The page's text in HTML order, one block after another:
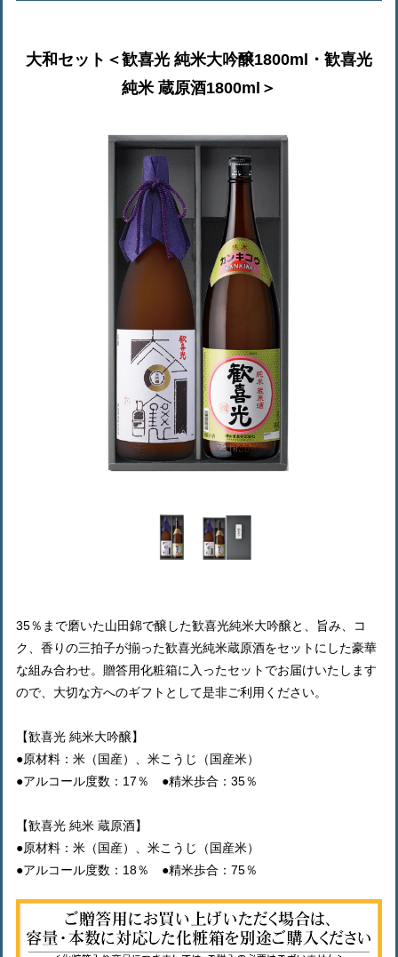
大和セット＜歓喜光 純米大吟醸1800ml・歓喜光
純米 蔵原酒1800ml＞
35％まで磨いた山田錦で醸した歓喜光純米大吟醸と、旨み、コ
ク、香りの三拍子が揃った歓喜光純米蔵原酒をセットにした豪華
な組み合わせ。贈答用化粧箱に入ったセットでお届けいたします
ので、大切な方へのギフトとして是非ご利用ください。
【歓喜光 純米大吟醸】
●原材料：米（国産）、米こうじ（国産米）
●アルコール度数：17％ ●精米歩合：35％
【歓喜光 純米 蔵原酒】
●原材料：米（国産）、米こうじ（国産米）
●アルコール度数：18％ ●精米歩合：75％